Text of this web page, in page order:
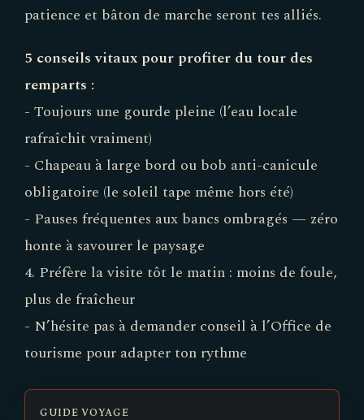
patience et bâton de marche seront tes alliés.
5 conseils vitaux pour profiter du tour des
remparts :
- Toujours une gourde pleine (l’eau locale
rafraîchit vraiment)
- Chapeau à large bord ou bob anti-canicule
obligatoire (le soleil tape même hors été)
- Pauses fréquentes aux bancs ombragés — zéro
honte à savourer le paysage
4. Préfère la visite tôt le matin : moins de foule,
plus de fraîcheur
- N’hésite pas à demander conseil à l’Office de
tourisme pour adapter ton rythme
GUIDE VOYAGE